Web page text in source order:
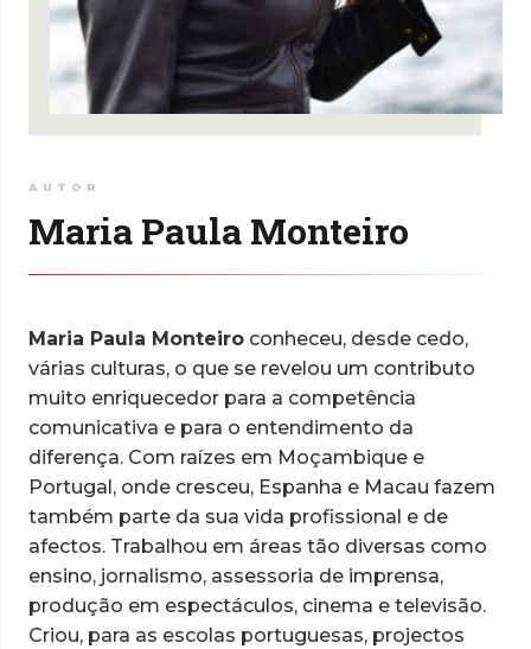
AUTOR
Maria Paula Monteiro
Maria Paula Monteiro conheceu, desde cedo,
várias culturas, o que se revelou um contributo
muito enriquecedor para a competência
comunicativa e para o entendimento da
diferença. Com raízes em Moçambique e
Portugal, onde cresceu, Espanha e Macau fazem
também parte da sua vida profissional e de
afectos. Trabalhou em áreas tão diversas como
ensino, jornalismo, assessoria de imprensa,
produção em espectáculos, cinema e televisão.
Criou, para as escolas portuguesas, projectos